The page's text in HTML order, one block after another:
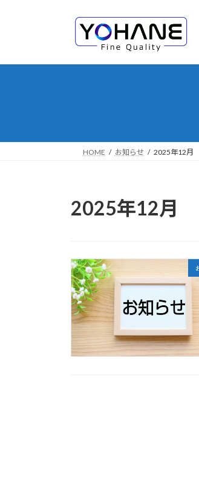
ツ
シ
HOME お知らせ 2025年12月
2025年12月